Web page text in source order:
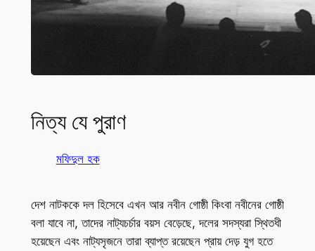
নিত্য যে পুরাণ
মফিদুল হক
দেশ নাটককে দল হিসেবে এখন আর নবীন গোষ্ঠী কিংবা নবীনের গোষ্ঠী
বলা যাবে না, তাদের নাট্যচর্চার বয়স বেড়েছে, দলের সদস্যরা স্থিতধী
হয়েছেন এবং নাট্যসৃজনে তারা ব্যাপ্ত রয়েছেন প্রায় দেড় যুগ হতে